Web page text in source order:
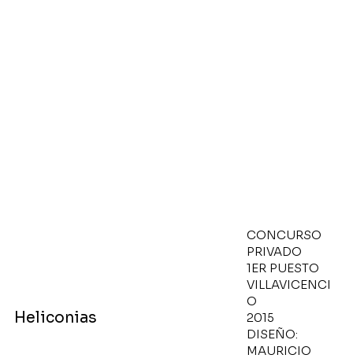
Heliconias
CONCURSO
PRIVADO
1ER PUESTO
VILLAVICENCI
O
2015
DISEÑO:
MAURICIO